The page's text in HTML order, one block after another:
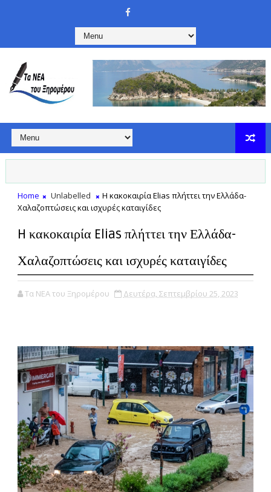
Home Unlabelled
H κακοκαιρία Elias πλήττει την Ελλάδα-
Χαλαζοπτώσεις και ισχυρές καταιγίδες
H κακοκαιρία Elias πλήττει την Ελλάδα-
Χαλαζοπτώσεις και ισχυρές καταιγίδες
Τα ΝΕΑ του Ξηρομέρου Δευτέρα, Σεπτεμβρίου 25, 2023